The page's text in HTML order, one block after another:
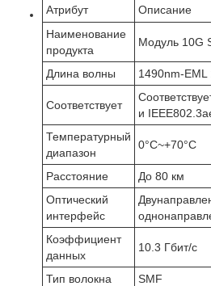
Атрибут
Описание
Наименование
продукта
Модуль 10G
Длина волны 1490nm-EML
Соответствует
и
Температурный
диапазон
0°C~+70°C
Расстояние
До 80 км
Оптический
интерфейс
Коэффициент
данных
10.3 Гбит/с
Тип волокна
SMF